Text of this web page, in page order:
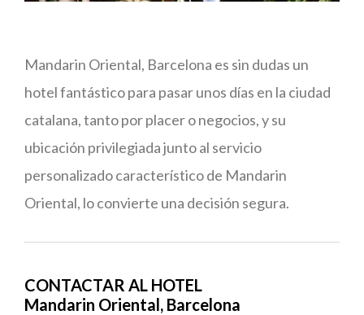
Mandarin Oriental, Barcelona es sin dudas un
hotel fantástico para pasar unos días en la ciudad
catalana, tanto por placer o negocios, y su
ubicación privilegiada junto al servicio
personalizado característico de Mandarin
Oriental, lo convierte una decisión segura.
CONTACTAR AL HOTEL
Mandarin Oriental, Barcelona